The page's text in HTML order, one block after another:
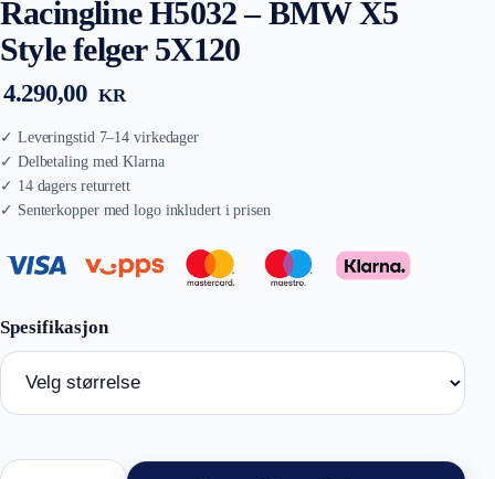
Racingline H5032 – BMW X5
Style felger 5X120
4.290,00 KR
Racingline